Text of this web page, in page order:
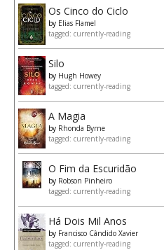
Os Cinco do Ciclo
by Elias Flamel
tagged: currently-reading
Silo
by Hugh Howey
tagged: currently-reading
A Magia
by Rhonda Byrne
tagged: currently-reading
O Fim da Escuridão
by Robson Pinheiro
tagged: currently-reading
Há Dois Mil Anos
by Francisco Cândido Xavier
tagged: currently-reading